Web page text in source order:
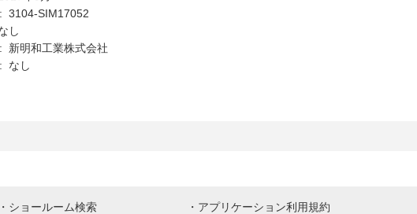
3104-SIM17052
し
新明和工業株式会社
なし
ショールーム検索
アプリケーション利用規約